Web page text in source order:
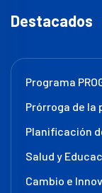
Destacados
Programa
Prórroga de la
Planificación
Salud y
Cambio e